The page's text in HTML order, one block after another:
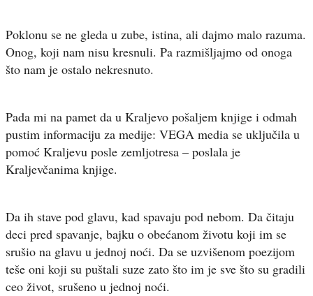
Poklonu se ne gleda u zube, istina, ali dajmo malo razuma.
Onog, koji nam nisu kresnuli. Pa razmišljajmo od onoga
što nam je ostalo nekresnuto.
Pada mi na pamet da u Kraljevo pošaljem knjige i odmah
pustim informaciju za medije: VEGA media se uključila u
pomoć Kraljevu posle zemljotresa – poslala je
Kraljevčanima knjige.
Da ih stave pod glavu, kad spavaju pod nebom. Da čitaju
deci pred spavanje, bajku o obećanom životu koji im se
srušio na glavu u jednoj noći. Da se uzvišenom poezijom
teše oni koji su puštali suze zato što im je sve što su gradili
ceo život, srušeno u jednoj noći.